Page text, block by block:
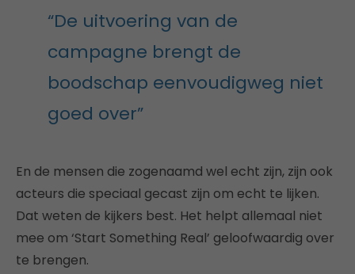
“De uitvoering van de
campagne brengt de
boodschap eenvoudigweg niet
goed over”
En de mensen die zogenaamd wel echt zijn, zijn ook
acteurs die speciaal gecast zijn om echt te lijken.
Dat weten de kijkers best. Het helpt allemaal niet
mee om ‘Start Something Real’ geloofwaardig over
te brengen.